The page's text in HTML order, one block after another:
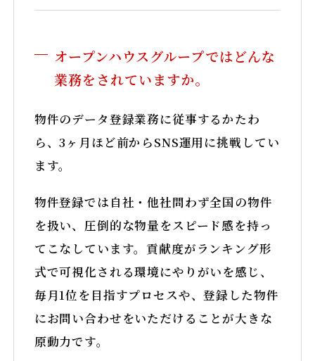
オープンハウスグループではどんな
業務をされていますか。
物件のデータ登録業務に従事するかたわ
ら、3ヶ月ほど前からSNS運用に挑戦してい
ます。
物件登録では自社・他社問わず全国の物件
を扱い、圧倒的な物量をスピード感を持っ
てこなしています。貢献度がランキング形
式で可視化される環境にやりがいを感じ、
毎月1位を目指すプロセスや、登録した物件
にお問い合わせをいただけることが大きな
原動力です。